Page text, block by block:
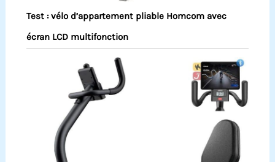
Test : vélo d’appartement pliable Homcom avec
écran LCD multifonction